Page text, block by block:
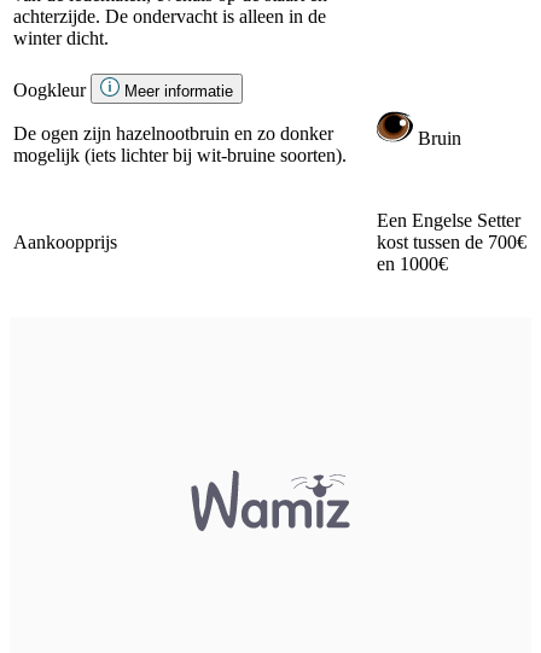
achterzijde. De ondervacht is alleen in de
winter dicht.
Oogkleur Meer informatie
De ogen zijn hazelnootbruin en zo donker
mogelijk (iets lichter bij wit-bruine soorten).
Bruin
Aankoopprijs
Een Engelse Setter
kost tussen de 700€
en 1000€